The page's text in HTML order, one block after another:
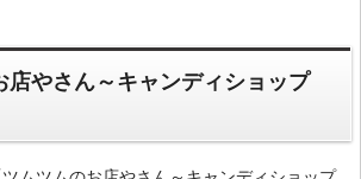
店やさん～キャンディショップ